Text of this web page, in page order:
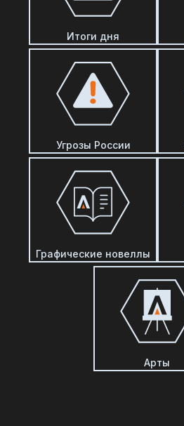
Итоги дня
Угрозы России
Графические новеллы
Арты